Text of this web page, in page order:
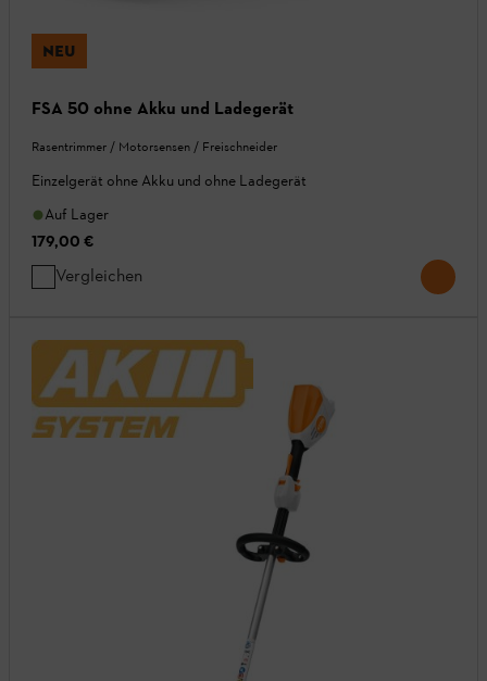
NEU
FSA 50 ohne Akku und Ladegerät
Rasentrimmer / Motorsensen / Freischneider
Einzelgerät ohne Akku und ohne Ladegerät
Auf Lager
179,00 €
Vergleichen